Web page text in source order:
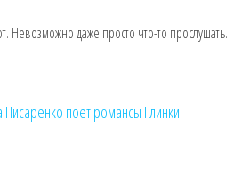
Невозможно даже просто что-то прослушать.
Писаренко поет романсы Глинки